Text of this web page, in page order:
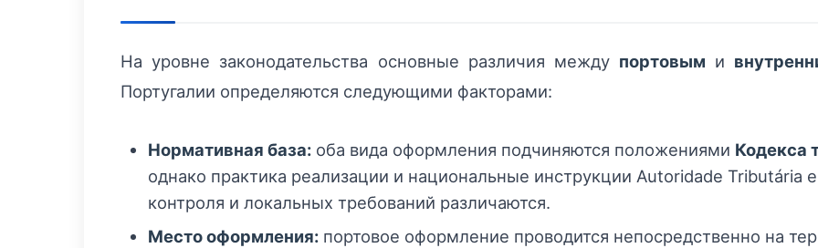
На уровне законодательства основные различия между портовым и
Португалии определяются следующими факторами:
Нормативная база: оба вида оформления подчиняются положениями Кодекса
однако практика реализации и национальные инструкции Autoridade Tributária
контроля и локальных требований различаются.
Место оформления: портовое оформление проводится непосредственно на